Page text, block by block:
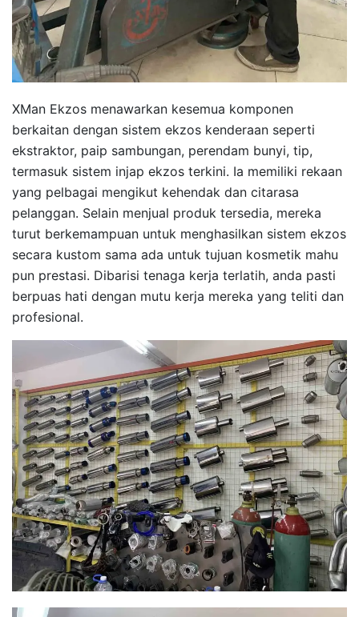
XMan Ekzos menawarkan kesemua komponen
berkaitan dengan sistem ekzos kenderaan seperti
ekstraktor, paip sambungan, perendam bunyi, tip,
termasuk sistem injap ekzos terkini. Ia memiliki rekaan
yang pelbagai mengikut kehendak dan citarasa
pelanggan. Selain menjual produk tersedia, mereka
turut berkemampuan untuk menghasilkan sistem ekzos
secara kustom sama ada untuk tujuan kosmetik mahu
pun prestasi. Dibarisi tenaga kerja terlatih, anda pasti
berpuas hati dengan mutu kerja mereka yang teliti dan
profesional.